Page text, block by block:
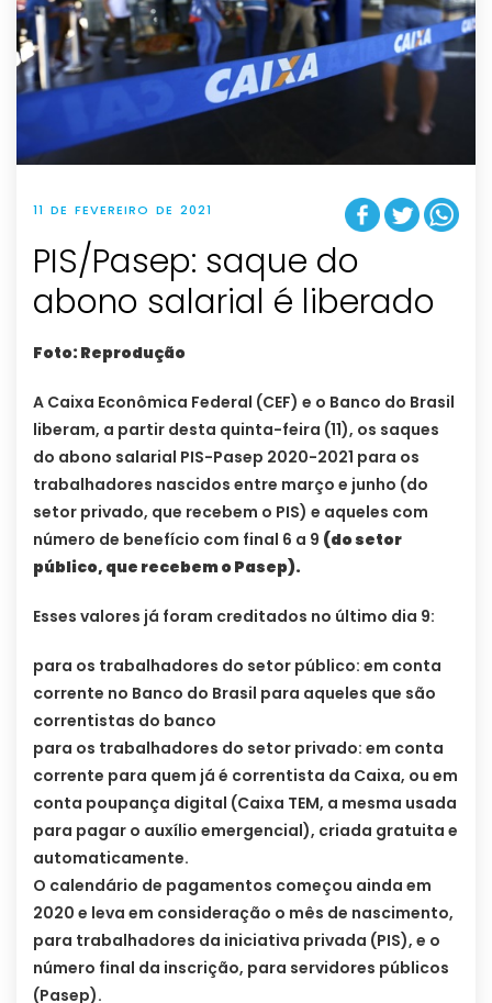
11 DE FEVEREIRO DE 2021
PIS/Pasep: saque do
abono salarial é liberado
Foto: Reprodução
A Caixa Econômica Federal (CEF) e o Banco do Brasil
liberam, a partir desta quinta-feira (11), os saques
do abono salarial PIS-Pasep 2020-2021 para os
trabalhadores nascidos entre março e junho (do
setor privado, que recebem o PIS) e aqueles com
número de benefício com final 6 a 9 (do setor
público, que recebem o Pasep).
Esses valores já foram creditados no último dia 9:
para os trabalhadores do setor público: em conta
corrente no Banco do Brasil para aqueles que são
correntistas do banco
para os trabalhadores do setor privado: em conta
corrente para quem já é correntista da Caixa, ou em
conta poupança digital (Caixa TEM, a mesma usada
para pagar o auxílio emergencial), criada gratuita e
automaticamente.
O calendário de pagamentos começou ainda em
2020 e leva em consideração o mês de nascimento,
para trabalhadores da iniciativa privada (PIS), e o
número final da inscrição, para servidores públicos
(Pasep).